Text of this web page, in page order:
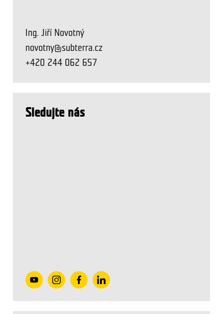
Ing. Jiří Novotný
novotny@subterra.cz
+420 244 062 657
Sledujte nás